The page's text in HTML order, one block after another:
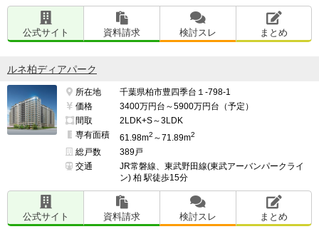
公式サイト 資料請求 検討スレ まとめ
ルネ柏ディアパーク
所在地
千葉県柏市豊四季台１-798-1
価格
3400万円台～5900万円台（予定）
間取
2LDK+S～3LDK
専有面積
61.98m2 ～71.89m2
総戸数
389戸
交通
JR常磐線、東武野田線(東武アーバンパークライ
ン) 柏 駅徒歩15分
公式サイト 資料請求 検討スレ まとめ